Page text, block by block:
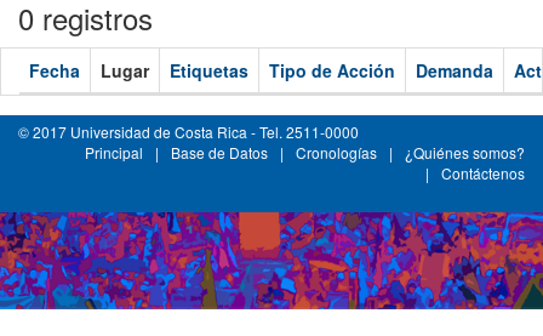
0 registros
Fecha Lugar Etiquetas Tipo de Acción Demanda
© 2017 Universidad de Costa Rica - Tel. 2511-0000
Principal
| Base de Datos | Cronologías |
¿Quiénes somos?
|
Contáctenos